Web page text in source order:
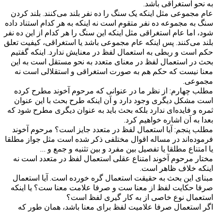
به نحو استغراقی باشد.
عام مجموعی مثل اینکه یک سنگ را ده نفر بلند می‌کنند. بلند کردن
سنگ به مجموعه ده نفر متقوم است نه اینکه به هر کدام استناد داده
شود، اما عام استغراقی مثل اینکه این سنگ را هر کدام از این ده نفر
بلند می‌کنند. پس اینکه عام مجموعی باشد یا استغراقی، کیفیت تعلق
حکم است و ربطی به استعمال لفظ در معنایش ندارد. اینکه گفتیم
بحث در استعمال لفظ در معنای متعدد به نحو مستقل است به این
معنا نیست که حکم هم به صورت استغراقی و استقلالی است نه
مجموعی.
مطلب چهارم: از نظر ما در عنوانی که مرحوم آخوند مطرح کرده
است مشکل دیگری وجود دارد و آن اینکه طرح بحث با این عنوان
ثمره و فایده‌ای ندارد بلکه بحث باید به عنوان دیگری مطرح شود که
بعدا به آن اشاره خواهیم کرد.
مطلب پنجم: آیا استعمال لفظ در متعدد جایز است؟ مرحوم آخوند
فرموده‌اند در مساله اقوال مختلفی ذکر شده است مثل جواز مطلقا
یا امتناع مطلقا یا تفصیل بین مفرد و بین تثنیه و جمع و …
مختار مرحوم آخوند امتناع عقلی استعمال لفظ در متعدد است نه
اینکه خلاف ظاهر است.
مبنای این بحث به حقیقت استعمال گره خورده است. آیا استعمال
صرفا حکایت لفظ از معنا ست و صرفا علامت معنا ست؟ یا اینکه
استعمال نوع خاصی از به کار گیری لفظ است؟
اگر استعمال صرفا علامیت لفظ برای معنا باشد، همان طور که